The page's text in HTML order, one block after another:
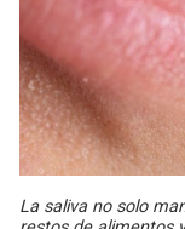
La saliva no solo